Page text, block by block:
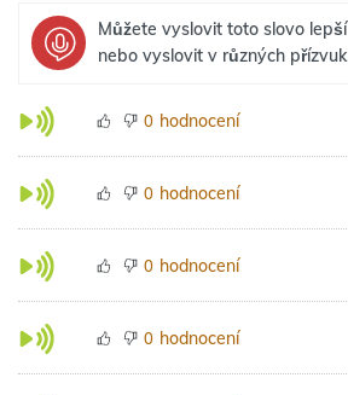
Můžete vyslovit toto slovo lepší
nebo vyslovit v různých přízvuk
0 hodnocení
0 hodnocení
0 hodnocení
0 hodnocení